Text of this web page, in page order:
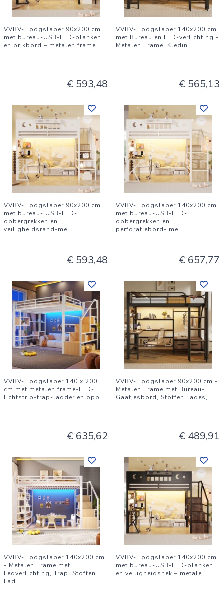
VVBV-Hoogslaper 90x200 cm
met bureau-USB-LED-planken
en prikbord – metalen frame...
€ 593,48
VVBV-Hoogslaper 140x200 cm
met Bureau en LED-verlichting -
Metalen Frame, Kledin...
€ 565,13
VVBV-Hoogslaper 90x200 cm
met bureau- USB-LED-
opbergrekken en
veiligheidsrand-me...
€ 593,48
VVBV-Hoogslaper 140x200 cm
met bureau-USB-LED-
opbergrekken en
perforatiebord- me...
€ 657,77
VVBV-Hoogslaper 140 x 200
cm met metalen frame-LED-
lichtstrip-trap-ladder en opb...
€ 635,62
VVBV-Hoogslaper 90x200 cm -
Metalen Frame met Bureau-
Gaatjesbord, Stoffen Lades,...
€ 489,91
VVBV-Hoogslaper 140x200 cm
- Metalen Frame met
Ledverlichting, Trap, Stoffen
Lad...
VVBV-Hoogslaper 140x200 cm
met bureau-USB-LED-planken
en veiligheidshek – metale...